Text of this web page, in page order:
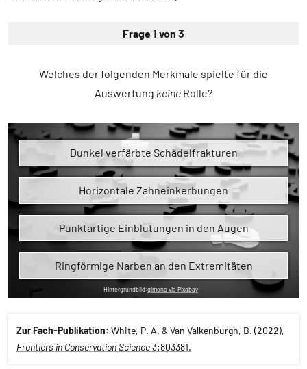
Frage 1 von 3
Welches der folgenden Merkmale spielte für die
Auswertung keine Rolle?
Dunkel verfärbte Schädelfrakturen
Horizontale Zahneinkerbungen
Punktartige Einblutungen in den Augen
Ringförmige Narben an den Extremitäten
Hintergrundbild:qimono via Pixabay
Bei der Analyse konzentrierten sich die Forschenden
insbesondere auf die Schädel der Tiere. Diese weisen nach
Tatsächlich wies mehr als jeder vierte Löwenschädel alte
Die Untersuchungen der Forschenden ergab, dass
mindestens 37 Prozent der Löwen sich schon einmal in einer
Zur Fach-Publikation: White, P. A. & Van Valkenburgh, B. (2022),
Frontiers in Conservation Science3:803381.